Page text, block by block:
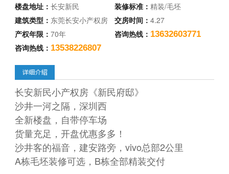
楼盘地址：长安新民 装修标准： 精装/毛坯
建筑类型： 东莞长安小产权房 交房时间： 4.27
产权年限：70年 咨询热线： 13632603771
咨询热线： 13538226807
长安新民小产权房《新民府邸》
沙井一河之隔，深圳西
全新楼盘，自带停车场
货量充足，开盘优惠多多！
沙井客的福音，建安路旁，vivo总部2公里
A栋毛坯装修可选，B栋全部精装交付